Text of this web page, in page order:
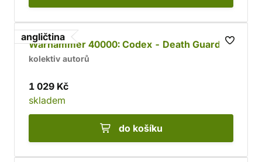
angličtina
Warhammer 40000: Codex - Death Guard
kolektiv autorů
1 029 Kč
skladem
do košíku